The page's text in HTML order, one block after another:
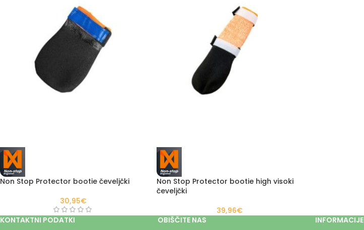
Non Stop Protector bootie čeveljčki
30,95€
Non Stop Protector bootie high visoki
čeveljčki
39,96€
KONTAKTNI PODATKI
OBIŠČITE NAS INFORMACIJE